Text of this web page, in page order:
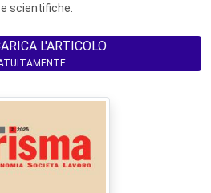
scientifiche.
L'ARTICOLO